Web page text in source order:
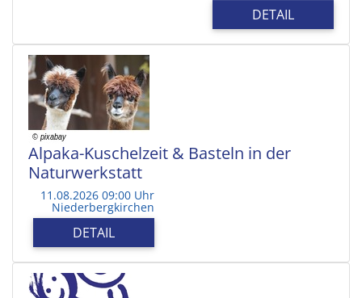
DETAIL
Alpaka-Kuschelzeit & Basteln in der
Naturwerkstatt
11.08.2026 09:00 Uhr
Niederbergkirchen
DETAIL